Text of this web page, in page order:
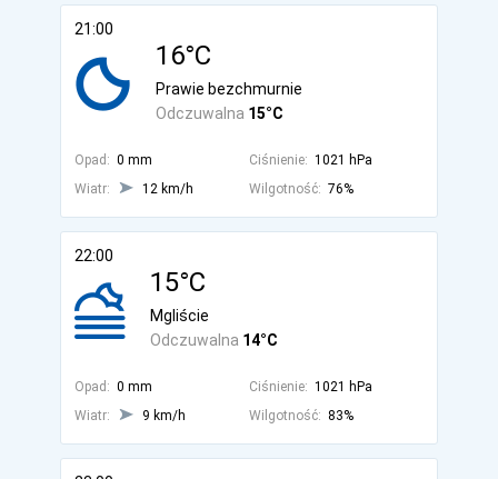
21:00
16°C
Odczuwalna 15°C
Prawie bezchmurnie
Opad: 0 mm Ciśnienie: 1021 hPa
Wiatr:
12 km/h Wilgotność: 76%
22:00
15°C
Odczuwalna 14°C
Mgliście
Opad: 0 mm Ciśnienie: 1021 hPa
Wiatr:
9 km/h Wilgotność: 83%